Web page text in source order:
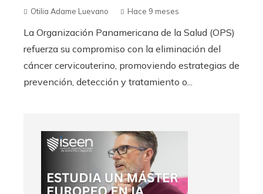
Otilia Adame Luevano Hace 9 meses
La Organización Panamericana de la Salud (OPS)
refuerza su compromiso con la eliminación del
cáncer cervicouterino, promoviendo estrategias de
prevención, detección y tratamiento o...